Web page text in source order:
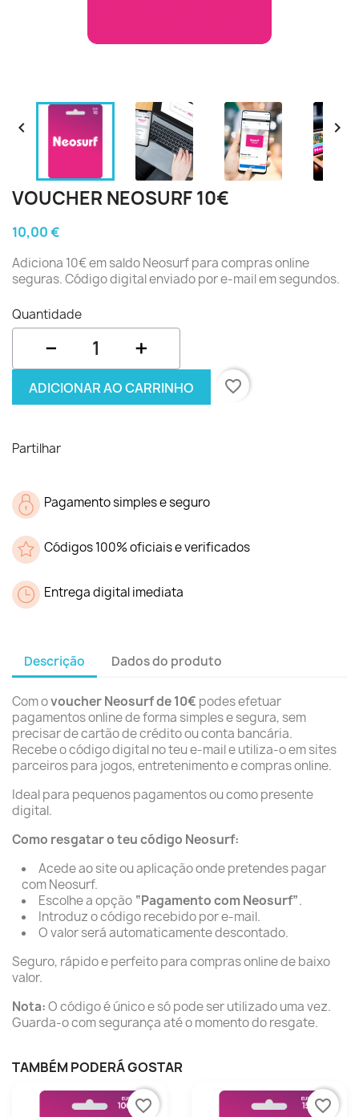
 
VOUCHER NEOSURF 10€
10,00 €
Adiciona 10€ em saldo Neosurf para compras online
seguras. Código digital enviado por e-mail em segundos.
Quantidade
− +
ADICIONAR AO CARRINHO favorite_border
Partilhar
Pagamento simples e seguro
Códigos 100% oficiais e verificados
Entrega digital imediata
Descrição Dados do produto
Com ovoucher Neosurf de 10€ podes efetuar
pagamentos online de forma simples e segura, sem
precisar de cartão de crédito ou conta bancária.
Recebe o código digital no teu e-mail e utiliza-o em sites
parceiros para jogos, entretenimento e compras online.
Ideal para pequenos pagamentos ou como presente
digital.
Como resgatar o teu código Neosurf:
Acede ao site ou aplicação onde pretendes pagar
com Neosurf.
Escolhe a opção “Pagamento com Neosurf”.
Introduz o código recebido por e-mail.
O valor será automaticamente descontado.
Seguro, rápido e perfeito para compras online de baixo
valor.
Nota:O código é único e só pode ser utilizado uma vez.
Guarda-o com segurança até o momento do resgate.
TAMBÉM PODERÁ GOSTAR
favorite_border favorite_border